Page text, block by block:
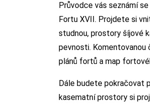
Průvodce vás seznámí
Fortu XVII. Projdete si
studnou, prostory šíjové
pevnosti.
plánů fortů a map
Dále budete pokračovat
kasematní prostory si